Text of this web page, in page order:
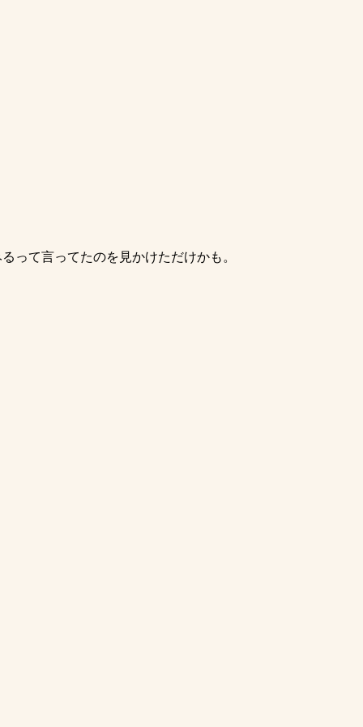
って言ってたのを見かけただけかも。